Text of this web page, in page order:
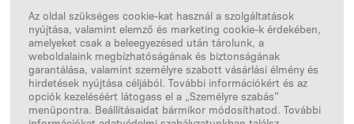
Instagram
Copyright © 2026SFD S. A.
A FIZETÉSEKET FELDOLGOZZA
Az oldal szükséges cookie-kat használ a szolgáltatások
nyújtása, valamint elemző és marketing cookie-k érdekében,
amelyeket csak a beleegyezésed után tárolunk, a
weboldalaink megbízhatóságának és biztonságának
garantálása, valamint személyre szabott vásárlási élmény és
hirdetések nyújtása céljából. További információkért és az
opciók kezeléséért látogass el a „Személyre szabás”
menüpontra. Beállításaidat bármikor módosíthatod. További